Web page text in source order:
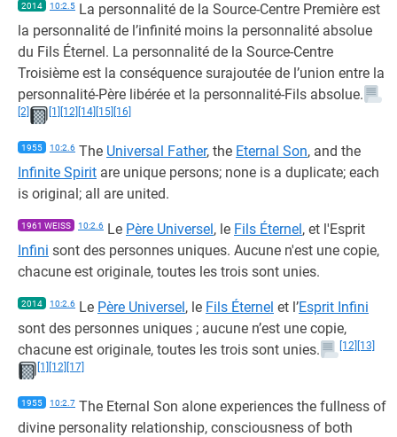
2014 10:2.5 La personnalité de la Source-Centre Première est
la personnalité de l’infinité moins la personnalité absolue
du Fils Éternel. La personnalité de la Source-Centre
Troisième est la conséquence surajoutée de l’union entre la
personnalité-Père libérée et la personnalité-Fils absolue.
[2] [1] [12] [14] [15] [16]
1955 10:2.6 The Universal Father, the Eternal Son, and the
Infinite Spirit are unique persons; none is a duplicate; each
is original; all are united.
1961 WEISS 10:2.6 Le Père Universel, le Fils Éternel, et l'Esprit
Infini sont des personnes uniques. Aucune n'est une copie,
chacune est originale, toutes les trois sont unies.
2014 10:2.6 Le Père Universel, le Fils Éternel et l’Esprit Infini
sont des personnes uniques ; aucune n’est une copie,
chacune est originale, toutes les trois sont unies.
[12] [13]
[1]
[12] [17]
1955 10:2.7 The Eternal Son alone experiences the fullness of
divine personality relationship, consciousness of both